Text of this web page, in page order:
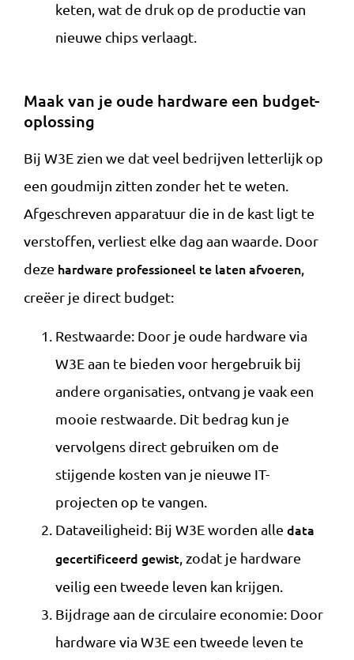
keten, wat de druk op de productie van
nieuwe chips verlaagt.
Maak van je oude hardware een budget-
oplossing
Bij W3E zien we dat veel bedrijven letterlijk op
een goudmijn zitten zonder het te weten.
Afgeschreven apparatuur die in de kast ligt te
verstoffen, verliest elke dag aan waarde. Door
deze hardware professioneel te laten afvoeren
creëer je direct budget:
Restwaarde: Door je oude hardware via
W3E aan te bieden voor hergebruik bij
andere organisaties, ontvang je vaak een
mooie restwaarde. Dit bedrag kun je
vervolgens direct gebruiken om de
stijgende kosten van je nieuwe IT-
projecten op te vangen.
Dataveiligheid: Bij W3E worden alle data
gecertificeerd gewist, zodat je hardware
veilig een tweede leven kan krijgen.
Bijdrage aan de circulaire economie: Door
hardware via W3E een tweede leven te